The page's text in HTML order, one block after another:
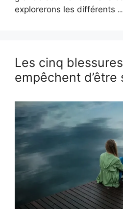
explorerons les différents
Les cinq
empêchent d’être